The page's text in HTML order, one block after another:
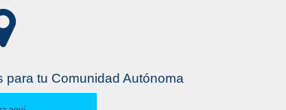
para tu Comunidad Autónoma